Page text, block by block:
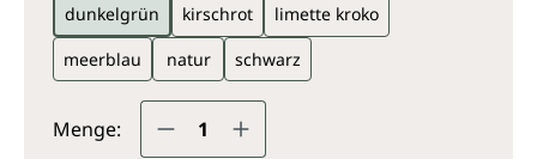
dunkelgrün kirschrot
limette kroko
meerblau
natur schwarz
Menge: Produkt Anzahl: Gib den